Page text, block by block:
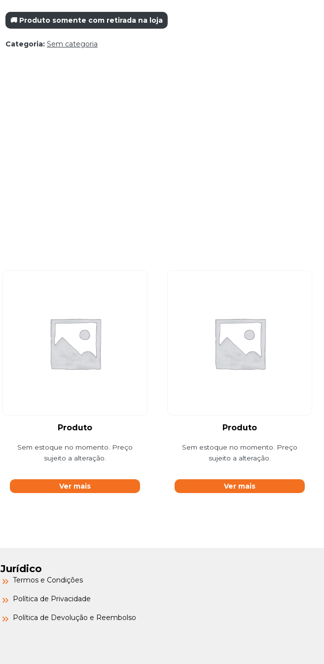
🚚 Produto somente com retirada na loja
Categoria: Sem categoria
Produto
Sem estoque no momento. Preço
sujeito a alteração.
Ver mais
Produto
Sem estoque no momento. Preço
sujeito a alteração.
Ver mais
Jurídico
Termos e Condições
Política de Privacidade
Política de Devolução e Reembolso